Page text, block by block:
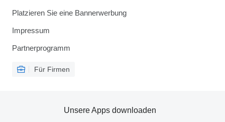
Platzieren Sie eine Bannerwerbung
Impressum
Partnerprogramm
Für Firmen
Unsere Apps downloaden